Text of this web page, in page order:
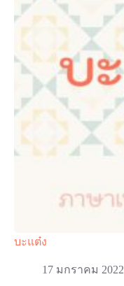
บะแต๋ง
17 มกราคม 2022